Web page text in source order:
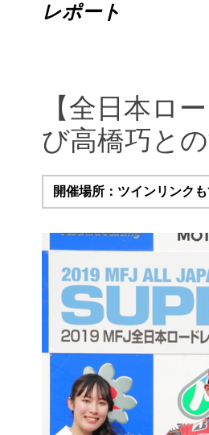
レポート
【全日本ロ
び高橋巧と
開催場所：ツインリンク